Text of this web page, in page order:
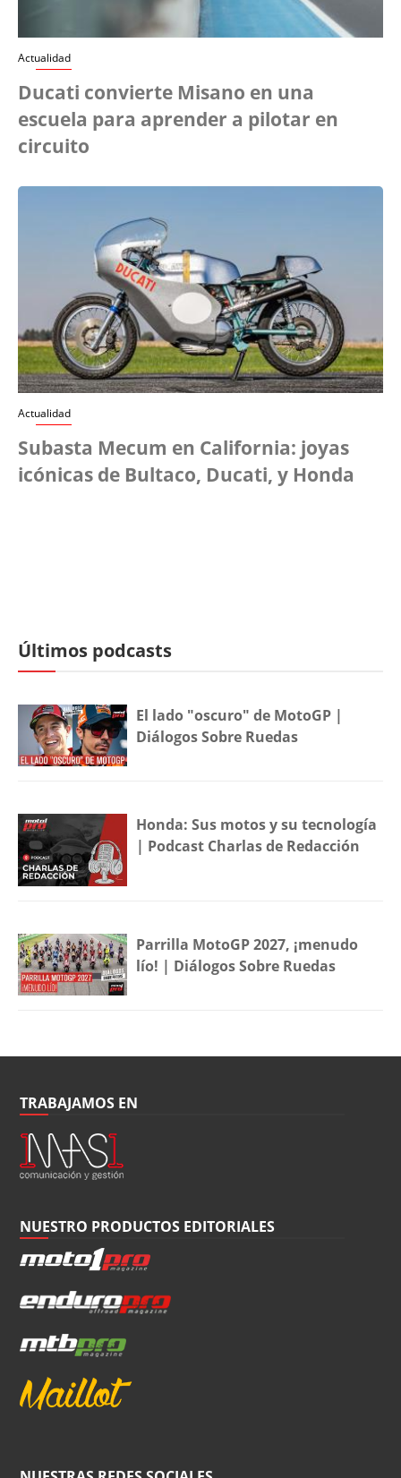
Actualidad
Ducati convierte Misano en una
escuela para aprender a pilotar en
circuito
Actualidad
Subasta Mecum en California: joyas
icónicas de Bultaco, Ducati, y Honda
Últimos podcasts
El lado "oscuro" de MotoGP |
Diálogos Sobre Ruedas
Honda: Sus motos y su tecnología
| Podcast Charlas de Redacción
Parrilla MotoGP 2027, ¡menudo
lío! | Diálogos Sobre Ruedas
TRABAJAMOS EN
NUESTRO PRODUCTOS EDITORIALES